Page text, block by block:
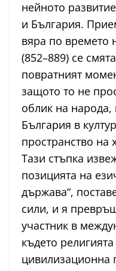
нейното
и България.
вяра по времето
(852–889) се
повратният
защото то не
облик на народа,
България в
пространство на
Тази стъпка
позицията на
държава“,
сили, и я
участник в
където
цивилизационна